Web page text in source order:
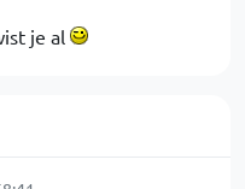
je al